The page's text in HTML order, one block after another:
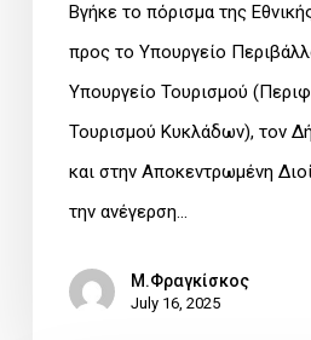
Βγήκε το πόρισμα της
προς το Υπουργείο
Υπουργείο Τουρισμού
Τουρισμού Κυκλάδων), τον
και στην Αποκεντρωμένη
την ανέγερση…
Μ.Φραγκίσκος
July 16, 2025